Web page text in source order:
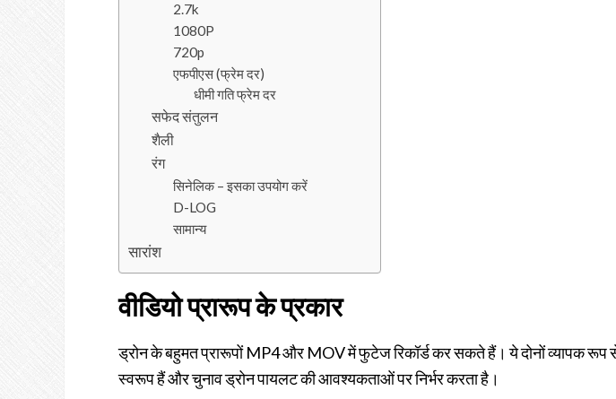
2.7k
1080P
720p
एफपीएस (फ्रेम दर)
धीमी गति फ्रेम दर
सफेद संतुलन
शैली
रंग
सिनेलिक – इसका उपयोग करें
D-LOG
सामान्य
सारांश
वीडियो प्रारूप के प्रकार
ड्रोन के बहुमत प्रारूपों MP4 और MOV में फुटेज रिकॉर्ड कर सकते हैं। ये दोनों व्यापक रूप से
स्वरूप हैं और चुनाव ड्रोन पायलट की आवश्यकताओं पर निर्भर करता है।